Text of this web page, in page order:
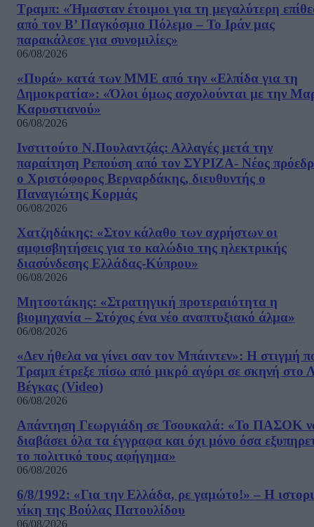
Τραμπ: «Ήμασταν έτοιμοι για τη μεγαλύτερη
από τον Β’ Παγκόσμιο Πόλεμο – Το Ιράν μας
παρακάλεσε για συνομιλίες»
06/08/2026
«Πυρά» κατά των ΜΜΕ από την «Ελπίδα για τη
Δημοκρατία»: «Όλοι όμως ασχολούνται με την
Καρυστιανού»
06/08/2026
Ινστιτούτο Ν.Πουλαντζάς: Αλλαγές μετά την
παραίτηση Ρεπούση από τον ΣΥΡΙΖΑ- Νέος
ο Χριστόφορος Βερναρδάκης, διευθυντής ο
Παναγιώτης Κορμάς
06/08/2026
Χατζηδάκης: «Στον κάλαθο των αχρήστων οι
αμφισβητήσεις για το καλώδιο της ηλεκτρικής
διασύνδεσης Ελλάδας-Κύπρου»
06/08/2026
Μητσοτάκης: «Στρατηγική προτεραιότητα η
βιομηχανία – Στόχος ένα νέο αναπτυξιακό άλμα»
06/08/2026
«Δεν ήθελα να γίνει σαν τον Μπάιντεν»: Η στιγμή
Τραμπ έτρεξε πίσω από μικρό αγόρι σε σκηνή στο
Βέγκας (Video)
06/08/2026
Απάντηση Γεωργιάδη σε Τσουκαλά: «Το ΠΑΣΟΚ
διαβάσει όλα τα έγγραφα και όχι μόνο όσα
το πολιτικό τους αφήγημα»
06/08/2026
6/8/1992: «Για την Ελλάδα, ρε γαμώτο!» – Η
νίκη της Βούλας Πατουλίδου
06/08/2026